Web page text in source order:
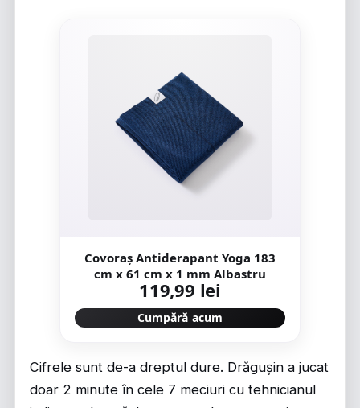
Covoraș Antiderapant Yoga 183
cm x 61 cm x 1 mm Albastru
119,99 lei
Cumpără acum
Cifrele sunt de-a dreptul dure. Drăgușin a jucat
doar 2 minute în cele 7 meciuri cu tehnicianul